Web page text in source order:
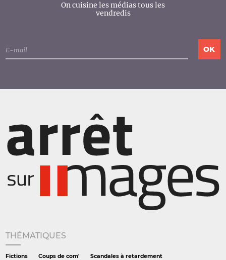
On cuisine les médias tous les
vendredis
THÉMATIQUES
Fictions Coups de com'
Scandales à retardement